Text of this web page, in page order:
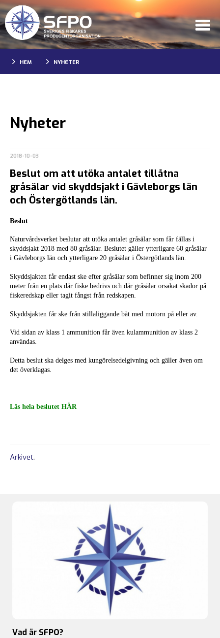
HEM NYHETER
Nyheter
2018-10-03
Beslut om att utöka antalet tillåtna
gråsälar vid skyddsjakt i Gävleborgs län
och Östergötlands län.
Beslut
Naturvårdsverket beslutar att utöka antalet gråsälar som får fällas i
skyddsjakt 2018 med 80 gråsälar. Beslutet gäller ytterligare 60 gråsälar
i Gävleborgs län och ytterligare 20 gråsälar i Östergötlands län.
Skyddsjakten får endast ske efter gråsälar som befinner sig inom 200
meter från en plats där fiske bedrivs och där gråsälar orsakat skador på
fiskeredskap eller tagit fångst från redskapen.
Skyddsjakten får ske från stillaliggande båt med motorn på eller av.
Vid sidan av klass 1 ammunition får även kulammunition av klass 2
användas.
Detta beslut ska delges med kungörelsedelgivning och gäller även om
det överklagas.
Läs hela beslutet HÄR
Arkivet.
Vad är SFPO?